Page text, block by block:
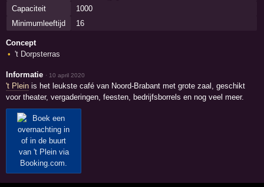
Capaciteit
1000
Minimumleeftijd
16
Concept
't Dorpsterras
Informatie · 10 april 2020
't Plein is het leukste café van Noord-Brabant met grote zaal, geschikt
voor theater, vergaderingen, feesten, bedrijfsborrels en nog veel meer.